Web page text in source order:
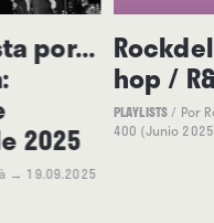
por...
2025
→ 19.09.2025
hop /
PLAYLISTS/ Por
400 (Junio